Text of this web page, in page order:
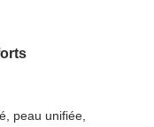
peau unifiée,